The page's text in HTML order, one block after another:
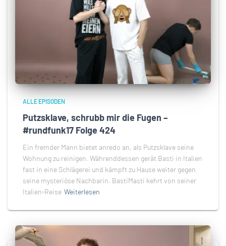
ALLE EPISODEN
Putzsklave, schrubb mir die Fugen –
#rundfunk17 Folge 424
Ein fremder Mann bietet anredo an, als Putzsklave seine
Wohnung zu reinigen. Währenddessen gerät Basti in Italien
fast in eine Schlägerei und kämpft zu Hause weiter gegen
seine mysteriöse Nachbarin. BastiMasti kehrt von seiner
Italien-Reise Weiterlesen